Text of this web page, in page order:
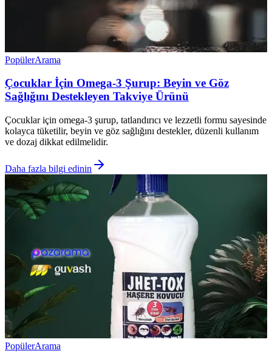
PopülerArama
Çocuklar İçin Omega-3 Şurup: Beyin ve Göz
Sağlığını Destekleyen Takviye Ürünü
Çocuklar için omega-3 şurup, tatlandırıcı ve lezzetli formu sayesinde
kolayca tüketilir, beyin ve göz sağlığını destekler, düzenli kullanım
ve dozaj dikkat edilmelidir.
Daha fazla bilgi edinin
PopülerArama